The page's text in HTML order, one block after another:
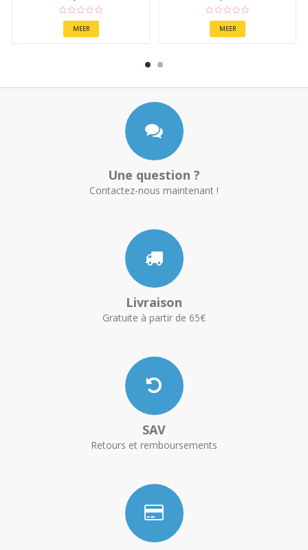
MEER MEER
Une question ?
Contactez-nous maintenant !
Livraison
Gratuite à partir de 65€
SAV
Retours et remboursements